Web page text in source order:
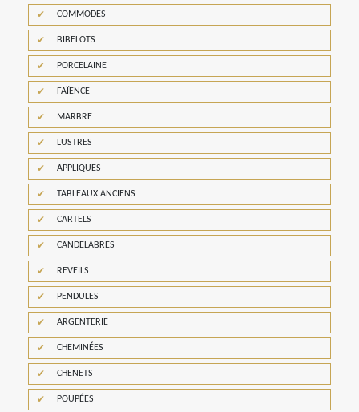
COMMODES
BIBELOTS
PORCELAINE
FAÏENCE
MARBRE
LUSTRES
APPLIQUES
TABLEAUX ANCIENS
CARTELS
CANDELABRES
REVEILS
PENDULES
ARGENTERIE
CHEMINÉES
CHENETS
POUPÉES